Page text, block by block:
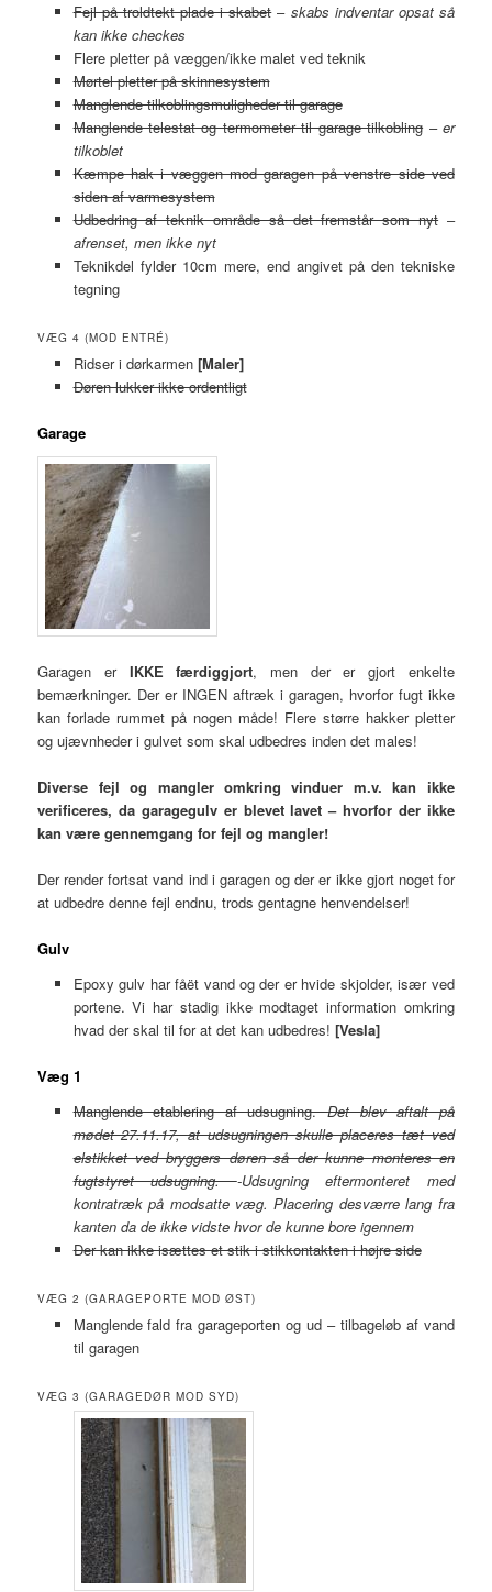
Fejl på troldtekt plade i skabet– skabs indventar opsat så
kan ikke checkes
Flere pletter på væggen/ikke malet ved teknik
Mørtel pletter på skinnesystem
Manglende tilkoblingsmuligheder til garage
Manglende telestat og termometer til garage tilkobling – er
tilkoblet
Kæmpe hak i væggen mod garagen på venstre side ved
siden af varmesystem
Udbedring af teknik område så det fremstår som nyt–
afrenset, men ikke nyt
Teknikdel fylder 10cm mere, end angivet på den tekniske
tegning
VÆG 4 (MOD ENTRÉ)
Ridser i dørkarmen [Maler]
Døren lukker ikke ordentligt
Garage
Garagen er IKKE færdiggjort, men der er gjort enkelte
bemærkninger. Der er INGEN aftræk i garagen, hvorfor fugt ikke
kan forlade rummet på nogen måde! Flere større hakker pletter
og ujævnheder i gulvet som skal udbedres inden det males!
Diverse fejl og mangler omkring vinduer m.v. kan ikke
verificeres, da garagegulv er blevet lavet – hvorfor der ikke
kan være gennemgang for fejl og mangler!
Der render fortsat vand ind i garagen og der er ikke gjort noget for
at udbedre denne fejl endnu, trods gentagne henvendelser!
Gulv
Epoxy gulv har fåët vand og der er hvide skjolder, især ved
portene. Vi har stadig ikke modtaget information omkring
hvad der skal til for at det kan udbedres! [Vesla]
Væg 1
Manglende etablering af udsugning.Det blev aftalt på
mødet 27.11.17, at udsugningen skulle placeres tæt ved
elstikket ved bryggers døren så der kunne monteres en
fugtstyret udsugning.-Udsugning eftermonteret med
kontratræk på modsatte væg. Placering desværre lang fra
kanten da de ikke vidste hvor de kunne bore igennem
Der kan ikke isættes et stik i stikkontakten i højre side
VÆG 2 (GARAGEPORTE MOD ØST)
Manglende fald fra garageporten og ud – tilbageløb af vand
til garagen
VÆG 3 (GARAGEDØR MOD SYD)